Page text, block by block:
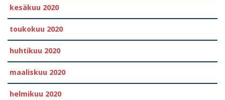
kesäkuu 2020
toukokuu 2020
huhtikuu 2020
maaliskuu 2020
helmikuu 2020